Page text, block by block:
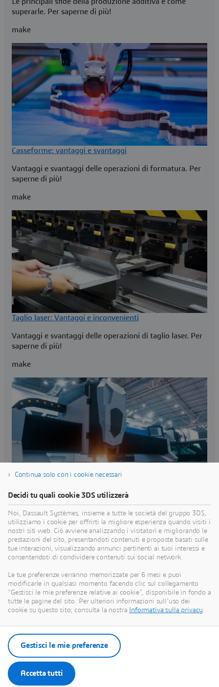
superarle. Per saperne di più!
make
Casseforme: vantaggi e svantaggi
Vantaggi e svantaggi delle operazioni di formatura. Per
saperne di più!
make
Taglio laser: Vantaggi e inconvenienti
Vantaggi e svantaggi delle operazioni di taglio laser. Per
saperne di più!
make
Ricevi più preventivi per le tue parti in
pochi secondi
3DEXPERIENCE MAKE
Ottenete più preventivi per i vostri pezzi in pochi secondi
Visita Make
Contatta le vendite
Continua solo con i cookie necessari
Decidi tu quali cookie 3DS utilizzerà
Noi, Dassault Systèmes, insieme a tutte le società del gruppo 3DS,
utilizziamo i cookie per offrirti la migliore esperienza quando visiti i
nostri siti web. Ciò avviene analizzando i visitatori e migliorando le
prestazioni del sito, presentandoti contenuti e proposte basati sulle
tue interazioni, visualizzando annunci pertinenti ai tuoi interessi e
consentendoti di condividere contenuti sui social network.
Le tue preferenze verranno memorizzate per 6 mesi e puoi
modificarle in qualsiasi momento facendo clic sul collegamento
"Gestisci le mie preferenze relative ai cookie", disponibile in fondo a
tutte le pagine del sito. Per ulteriori informazioni sull'uso dei
cookie su questo sito, consulta la nostra
Informativa sulla privacy.
Accetta tutti
Gestisci le mie preferenze